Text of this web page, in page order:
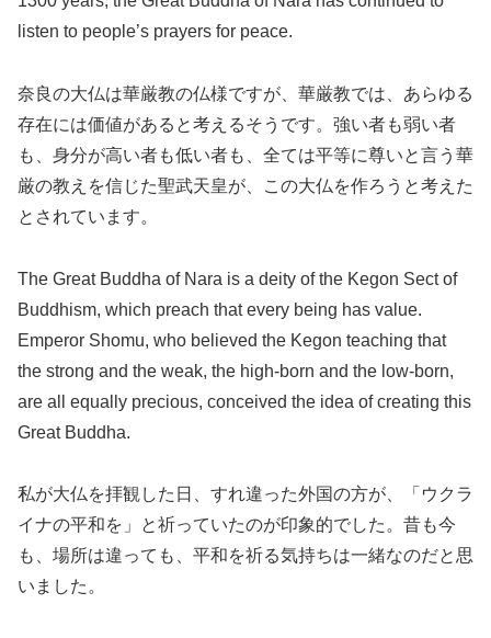
listen to people’s prayers for peace.
奈良の大仏は華厳教の仏様ですが、華厳教では、あらゆる
存在には価値があると考えるそうです。強い者も弱い者
も、身分が高い者も低い者も、全ては平等に尊いと言う華
厳の教えを信じた聖武天皇が、この大仏を作ろうと考えた
とされています。
The Great Buddha of Nara is a deity of the Kegon Sect of
Buddhism, which preach that every being has value.
Emperor Shomu, who believed the Kegon teaching that
the strong and the weak, the high-born and the low-born,
are all equally precious, conceived the idea of creating this
Great Buddha.
私が大仏を拝観した日、すれ違った外国の方が、「ウクラ
イナの平和を」と祈っていたのが印象的でした。昔も今
も、場所は違っても、平和を祈る気持ちは一緒なのだと思
いました。